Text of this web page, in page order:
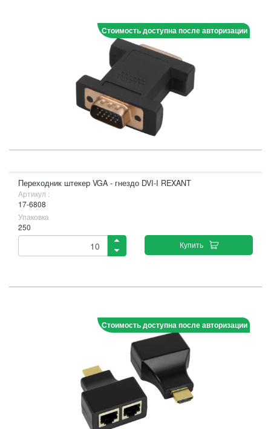
Стоимость доступна после авторизации
Переходник штекер VGA - гнездо DVI-I REXANT
Артикул :
17-6808
Упаковка
250
Купить
Стоимость доступна после авторизации